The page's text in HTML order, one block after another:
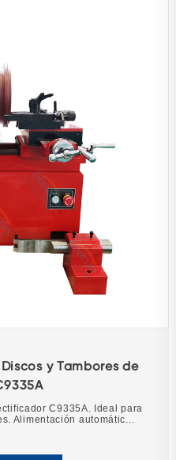
y Tambores de
C9335A. Ideal para
Alimentación automátic...